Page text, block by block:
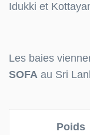
Idukki et
Les baies
SOFA au Sri
Poids